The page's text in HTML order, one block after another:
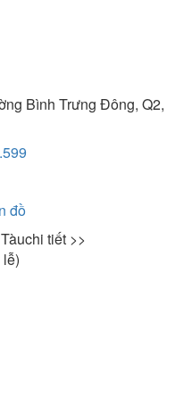
Bình Trưng Đông, Q2,
đồ
chi tiết >>
lễ)